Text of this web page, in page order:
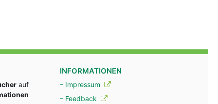
auf
INFORMATIONEN
– Impressum
– Feedback